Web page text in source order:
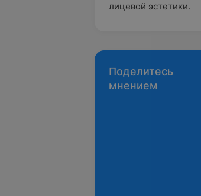
лицевой эстетики.
Поделитесь
мнением